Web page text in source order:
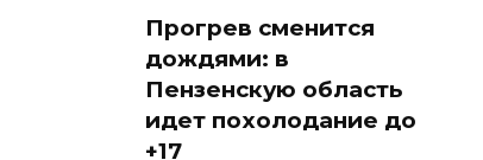
Прогрев сменится
дождями: в
Пензенскую область
идет похолодание до
+17